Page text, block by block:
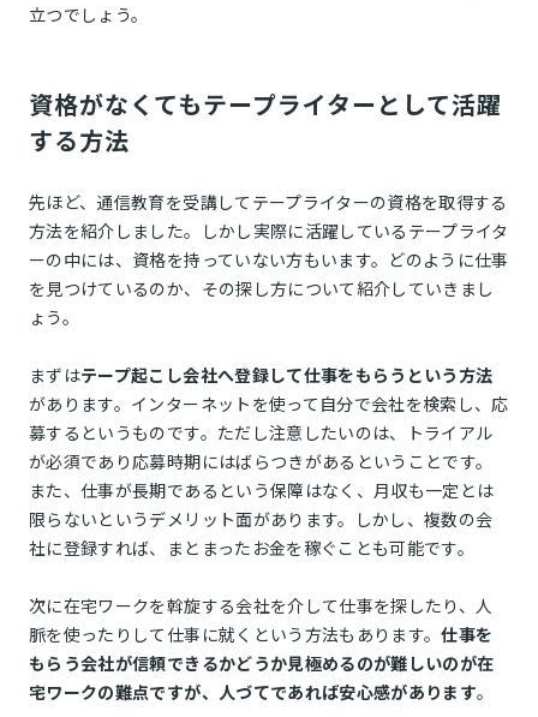
立つでしょう。
資格がなくてもテープライターとして活躍
する方法
先ほど、通信教育を受講してテープライターの資格を取得する
方法を紹介しました。しかし実際に活躍しているテープライタ
ーの中には、資格を持っていない方もいます。どのように仕事
を見つけているのか、その探し方について紹介していきまし
ょう。
まずはテープ起こし会社へ登録して仕事をもらうという方法
があります。インターネットを使って自分で会社を検索し、応
募するというものです。ただし注意したいのは、トライアル
が必須であり応募時期にはばらつきがあるということです。
また、仕事が長期であるという保障はなく、月収も一定とは
限らないというデメリット面があります。しかし、複数の会
社に登録すれば、まとまったお金を稼ぐことも可能です。
次に在宅ワークを斡旋する会社を介して仕事を探したり、人
脈を使ったりして仕事に就くという方法もあります。仕事を
もらう会社が信頼できるかどうか見極めるのが難しいのが在
宅ワークの難点ですが、人づてであれば安心感があります。